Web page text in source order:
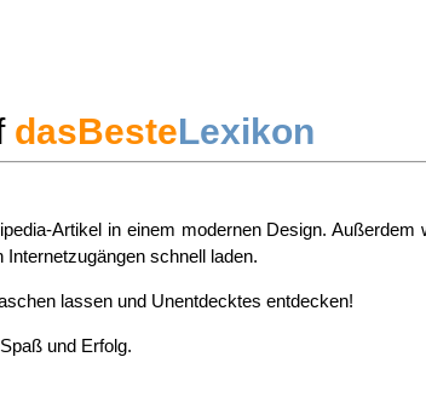
dasBesteLexikon
Artikel in einem modernen Design.
schnell laden.
lassen und Unentdecktes entdecken!
und Erfolg.